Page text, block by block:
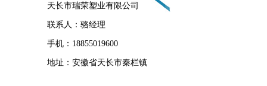
天长市瑞荣塑业有限公司
联系人：骆经理
手机：18855019600
地址：安徽省天长市秦栏镇